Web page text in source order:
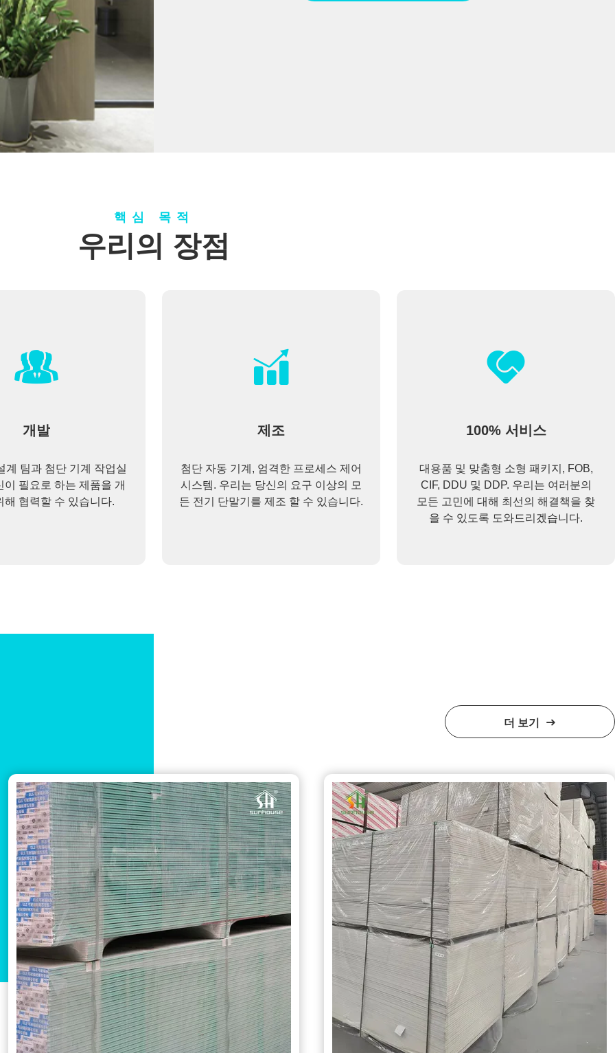
핵심 목적
우리의 장점
개발
계 팀과 첨단 기계 작업실
이 필요로 하는 제품을 개
해 협력할 수 있습니다.
제조
첨단 자동 기계, 엄격한 프로세스 제어
시스템. 우리는 당신의 요구 이상의 모
든 전기 단말기를 제조 할 수 있습니다.
100% 서비스
대용품 및 맞춤형 소형 패키지, FOB,
CIF, DDU 및 DDP. 우리는 여러분의
모든 고민에 대해 최선의 해결책을 찾
을 수 있도록 도와드리겠습니다.
더 보기